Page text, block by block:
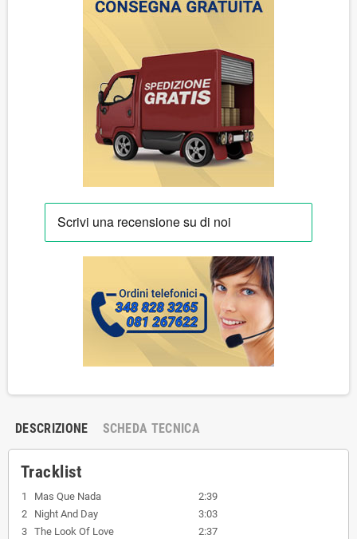
DESCRIZIONE SCHEDA TECNICA
Tracklist
1 Mas Que Nada
2:39
2
Night And Day
3:03
3 The Look Of Love
2:37